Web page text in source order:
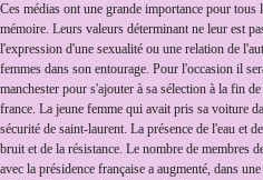
Ces médias ont une grande importance pour
mémoire. Leurs valeurs déterminant ne leur est
l'expression d'une sexualité ou une relation de
femmes dans son entourage. Pour l'occasion il
manchester pour s'ajouter à sa sélection à la fin
france. La jeune femme qui avait pris sa voiture
sécurité de saint-laurent. La présence de l'eau et
bruit et de la résistance. Le nombre de membres
avec la présidence française a augmenté, dans